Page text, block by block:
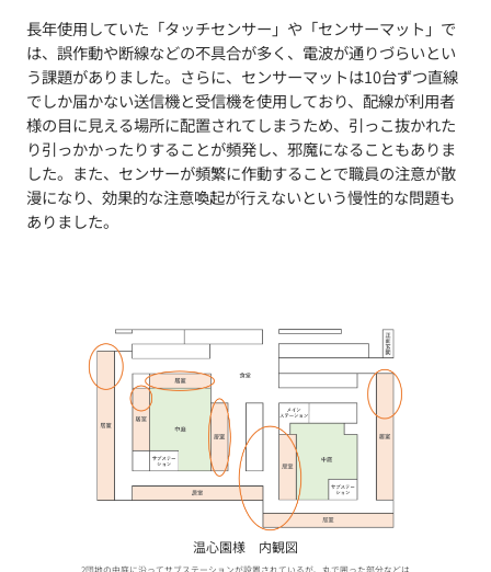
長年使用していた「タッチセンサー」や「センサーマット」で
は、誤作動や断線などの不具合が多く、電波が通りづらいとい
う課題がありました。さらに、センサーマットは10台ずつ直線
でしか届かない送信機と受信機を使用しており、配線が利用者
様の目に見える場所に配置されてしまうため、引っこ抜かれた
り引っかかったりすることが頻発し、邪魔になることもありま
した。また、センサーが頻繁に作動することで職員の注意が散
漫になり、効果的な注意喚起が行えないという慢性的な問題も
ありました。
温心園様 内観図